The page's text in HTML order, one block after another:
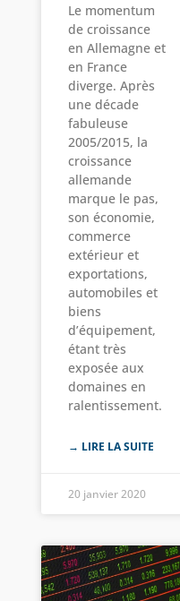
Le momentum
de croissance
en Allemagne et
en France
diverge. Après
une décade
fabuleuse
2005/2015, la
croissance
allemande
marque le pas,
son économie,
commerce
extérieur et
exportations,
automobiles et
biens
d’équipement,
étant très
exposée aux
domaines en
ralentissement.
→ LIRE LA SUITE
20 janvier 2020